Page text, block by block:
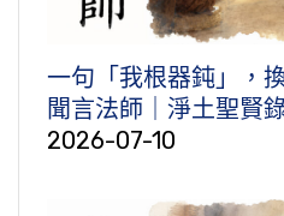
一句「我根器鈍」，
聞言法師｜淨土聖賢
2026-07-10